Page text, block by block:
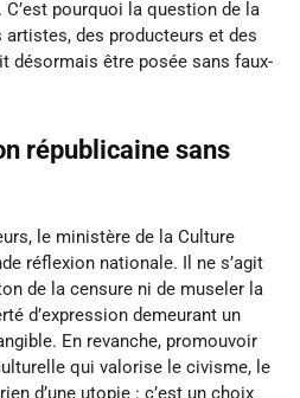
pourquoi la question de la
des producteurs et des
désormais être posée sans faux-
républicaine sans
le ministère de la Culture
réflexion nationale. Il ne s’agit
de la censure ni de museler la
d’expression demeurant un
En revanche, promouvoir
qui valorise le civisme, le
d’une utopie : c’est un choix